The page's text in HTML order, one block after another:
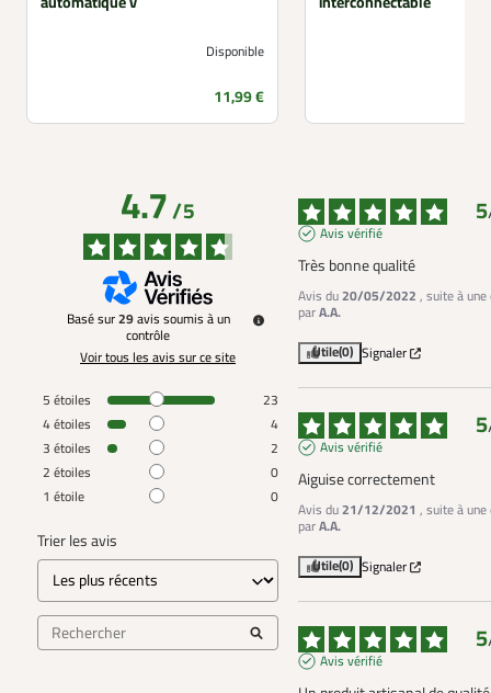
Disponible
Prix
11,99 €
4.7/5
Basé sur29avis soumis à un
contrôle
Voir tous les avis sur ce site
5 étoiles
23
4étoiles
4
3 étoiles
2
2 étoiles
0
1 étoile 0
Trier les avis
5
Avis vérifié
Très bonne qualité
Avis du20/05/2022 , suite à
parA.A.
Utile(0) Signaler
5
Avis vérifié
Aiguise correctement
Avis du21/12/2021 , suite à
parA.A.
Utile(0) Signaler
5
Avis vérifié